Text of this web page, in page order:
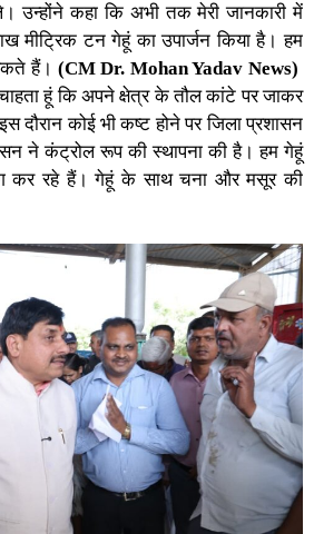
उन्होंने कहा कि अभी तक मेरी जानकारी में
टन गेहूं का उपार्जन किया है। हम
हैं। (CM Dr. Mohan Yadav News)
हूं कि अपने क्षेत्र के तौल कांटे पर जाकर
दौरान कोई भी कष्ट होने पर जिला प्रशासन
ने कंट्रोल रूप की स्थापना की है। हम गेहूं
कर रहे हैं। गेहूं के साथ चना और मसूर की